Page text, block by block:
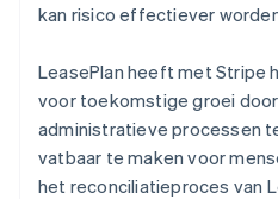
kan risico effectiever
LeasePlan heeft met Stripe
voor toekomstige groei
administratieve processen
vatbaar te maken voor
het reconciliatieproces van